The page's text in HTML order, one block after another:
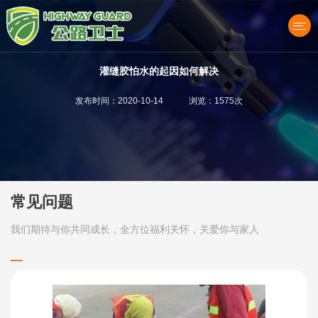
产品中心
灌缝胶怕水的起因如何解决
发布时间：2020-10-14 浏览：1575次
常见问题
我们期待与你共同成长，全方位福利关怀，关爱你与家人